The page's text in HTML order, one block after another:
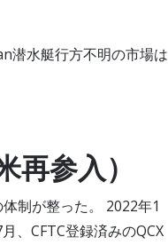
潜水艇行方不明の市場は
参入）
制が整った。 2022年1
、CFTC登録済みのQCX